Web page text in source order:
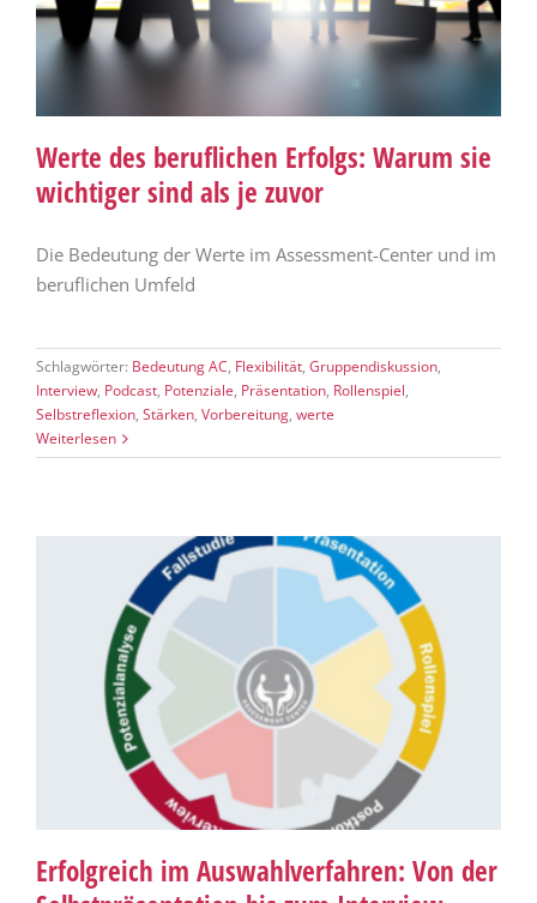
Werte des beruflichen Erfolgs: Warum sie
wichtiger sind als je zuvor
Die Bedeutung der Werte im Assessment-Center und im
beruflichen Umfeld
Schlagwörter: Bedeutung AC, Flexibilität, Gruppendiskussion,
Interview, Podcast, Potenziale, Präsentation, Rollenspiel,
Selbstreflexion, Stärken, Vorbereitung, werte
Weiterlesen
Erfolgreich im Auswahlverfahren: Von der